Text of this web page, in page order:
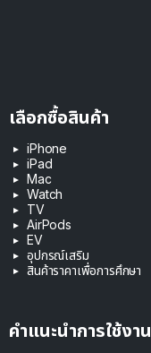
เลือกซื้อสินค้า
iPhone
iPad
Mac
Watch
TV
AirPods
EV
อุปกรณ์เสริม
สินค้าราคาเพื่อการศึกษา
คำแนะนำการใช้งาน